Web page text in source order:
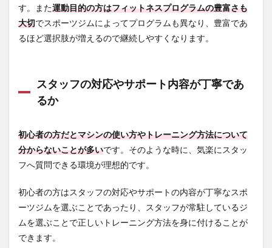
グの店
3.5
エニ
タイ
ムフ
ス 八
軒店
3.5.1
イムフ
ィット
ネス 八
軒店の
金
す。また運動目的の方はフィットネスプログラムの豊富さも
大切でスポーツジムによってプログラムも異なり、豊富であ
るほど選択肢が増えるので継続しやすくなります。
スタッフの対応やサポート内容が丁寧であ
るか
初心者の方だとマシンの使い方やトレーニング方法について
分からないことが多いです。そのような時に、気楽にスタッ
フへ質問できる環境が理想的です。
初心者の方はスタッフの対応やサポートの内容が丁寧なスポ
ーツジムを選ぶことであったり、スタッフが常駐しているジ
ムを選ぶことで正しいトレーニング方法を身に付けることが
できます。